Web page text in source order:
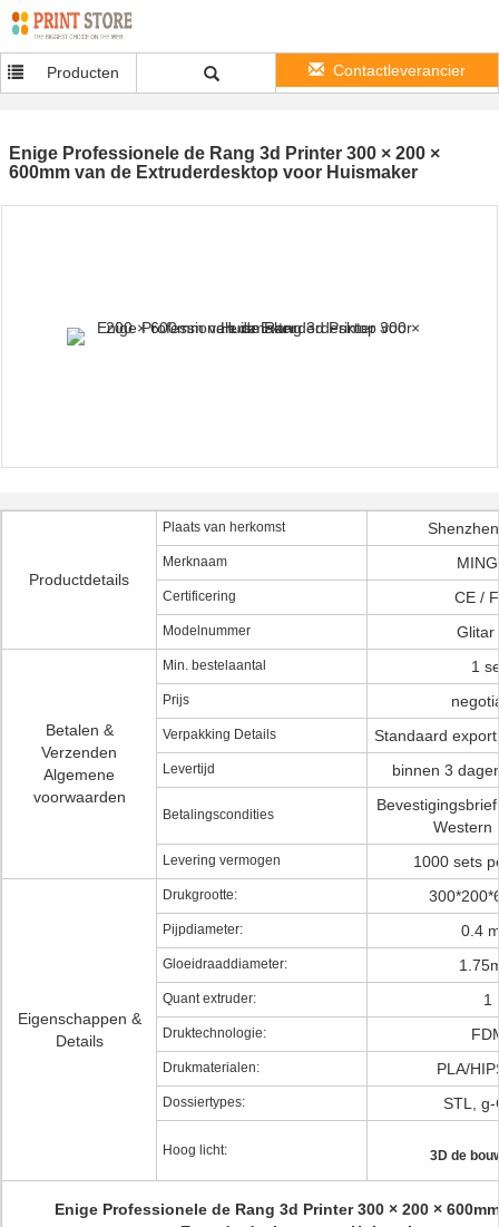
Producten Contactleverancier
Enige Professionele de Rang 3d Printer 300 × 200 ×
600mm van de Extruderdesktop voor Huismaker
Productdetails
Plaats van herkomst
Merknaam
Certificering CE /
Modelnummer Glitar
Betalen &
Verzenden
Algemene
voorwaarden
Min. bestelaantal 1
Prijs
Verpakking Details Standaard
Levertijd binnen 3
Betalingscondities
Western
Levering vermogen 1000 sets
Eigenschappen &
Details
Drukgrootte:
Pijpdiameter: 0.4
Gloeidraaddiameter:
Quant extruder: 1
Druktechnologie:
Drukmaterialen: PLA/
Dossiertypes: STL, g-
Hoog licht: 3D de
Enige Professionele de Rang 3d Printer 300 × 200 ×